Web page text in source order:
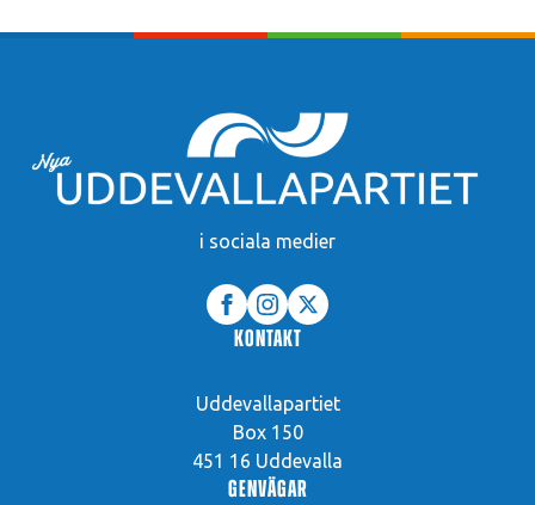
i sociala medier
Kontakt
Uddevallapartiet
Box 150
451 16 Uddevalla
Genvägar